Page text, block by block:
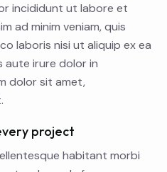
incididunt ut labore et
ad minim veniam, quis
laboris nisi ut aliquip ex ea
aute irure dolor in
dolor sit amet,
project
habitant morbi